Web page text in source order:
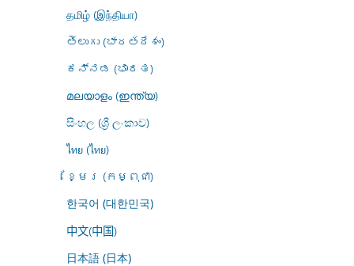
தமிழ் (இந்தியா)
తెలుగు (భారతదేశం)
ಕನ್ನಡ (ಭಾರತ)
മലയാളം (ഇന്ത്യ)
සිංහල (ශ්‍රී ලංකාව)
ไทย (ไทย)
ខ្មែរ (កម្ពុជា)
한국어 (대한민국)
中文(中国)
日本語 (日本)